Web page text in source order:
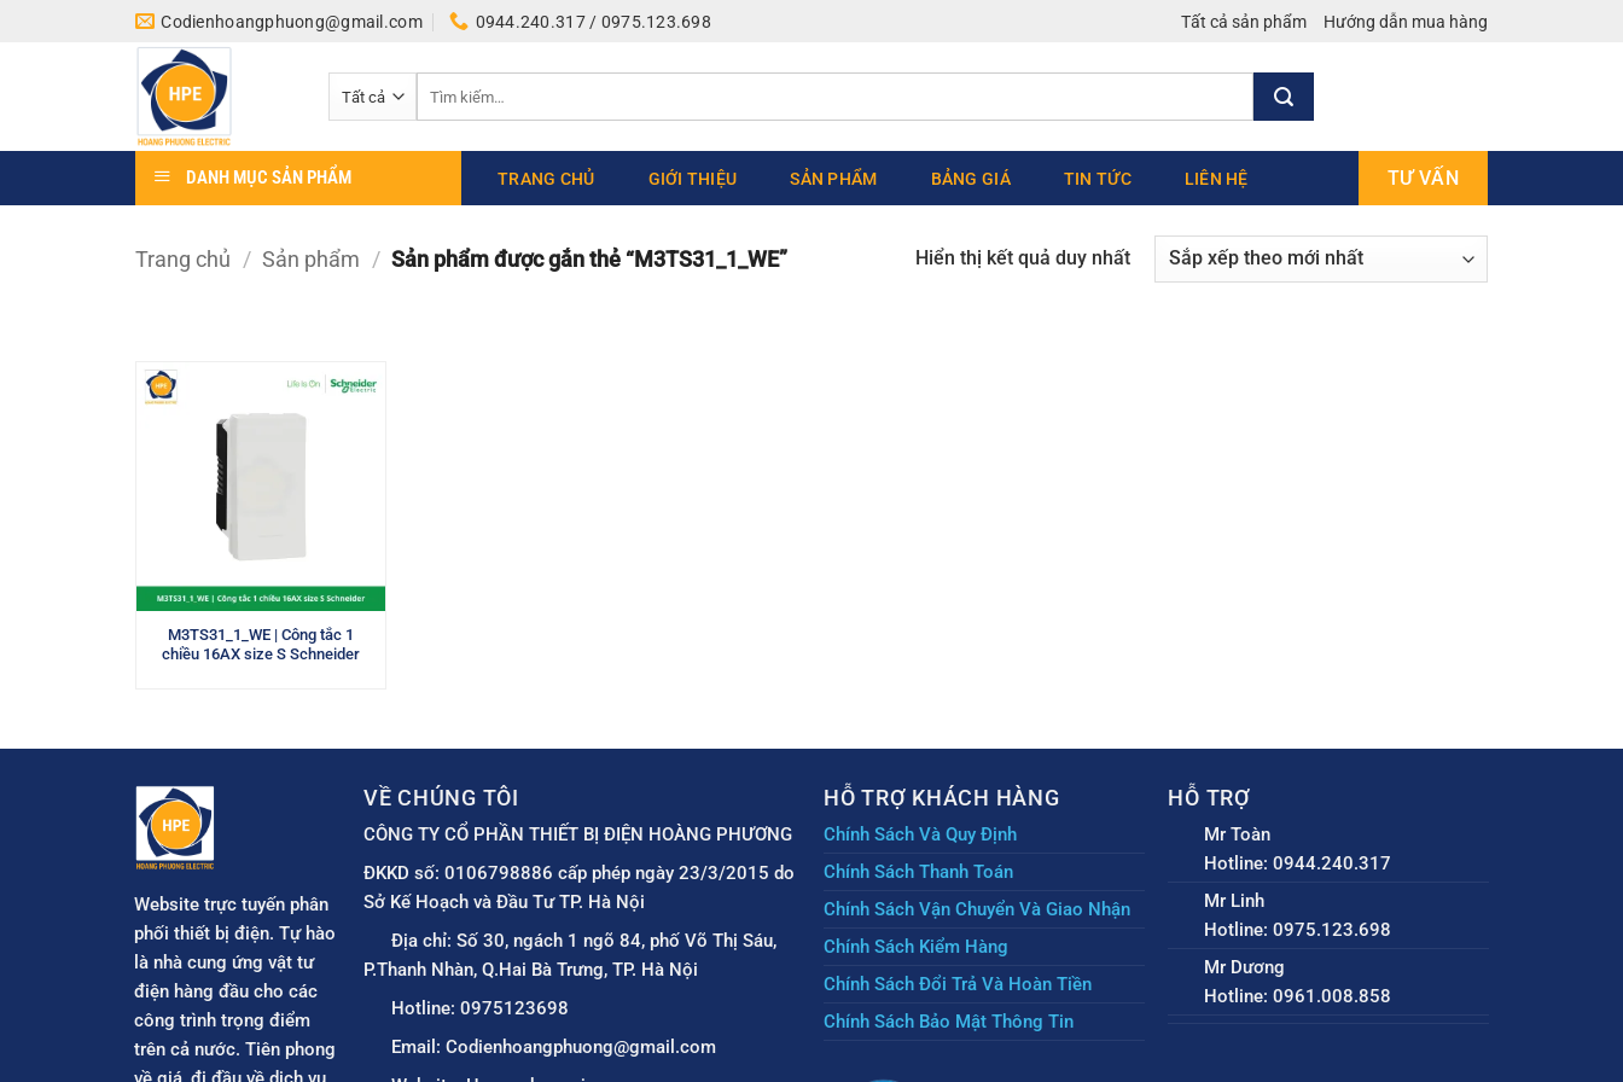
Codienhoangphuong@gmail.com 0944.240.317 / 0975.123.698 Tất cả sản phẩm Hướng dẫn mua hàng
kiếm:
DANH MỤC SẢN PHẨM TRANG CHỦ GIỚI THIỆU SẢN PHẨM BẢNG GIÁ TIN TỨC LIÊN HỆ TƯ VẤN
Trang chủ / Sản phẩm / Sản phẩm được gắn thẻ “M3TS31_1_WE” Hiển thị kết quả duy nhất
M3TS31_1_WE | Công tắc 1
chiều 16AX size S Schneider
Website trực tuyến phân
phối thiết bị điện. Tự hào
là nhà cung ứng vật tư
điện hàng đầu cho các
công trình trọng điểm
trên cả nước. Tiên phong
VỀ CHÚNG TÔI
CÔNG TY CỔ PHẦN THIẾT BỊ ĐIỆN HOÀNG PHƯƠNG
ĐKKD số: 0106798886 cấp phép ngày 23/3/2015 do
Sở Kế Hoạch và Đầu Tư TP. Hà Nội
Địa chỉ: Số 30, ngách 1 ngõ 84, phố Võ Thị Sáu,
P.Thanh Nhàn, Q.Hai Bà Trưng, TP. Hà Nội
Hotline: 0975123698
Email: Codienhoangphuong@gmail.com
HỖ TRỢ KHÁCH HÀNG
Chính Sách Và Quy Định
Chính Sách Thanh Toán
Chính Sách Vận Chuyển Và Giao Nhận
Chính Sách Kiểm Hàng
Chính Sách Đổi Trả Và Hoàn Tiền
Chính Sách Bảo Mật Thông Tin
HỖ TRỢ
Mr Toàn
Hotline: 0944.240.317
Mr Linh
Hotline: 0975.123.698
Mr Dương
Hotline: 0961.008.858